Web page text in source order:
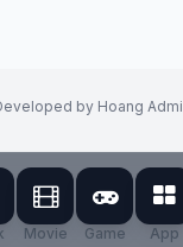
by Hoang
Movie Game App